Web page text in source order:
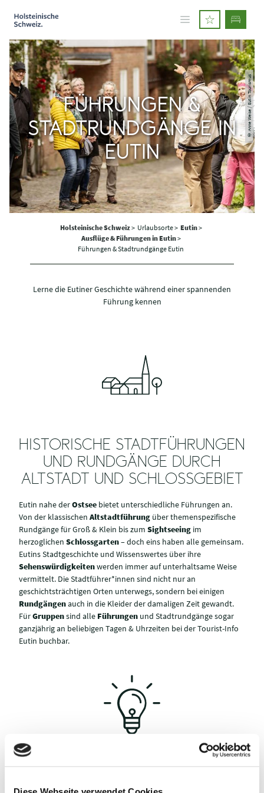
© Anne Weise / Eutin Tourismus
FÜHRUNGEN &
STADTRUNDGÄNGE IN
EUTIN
Holsteinische Schweiz> Urlaubsorte > Eutin>
Ausflüge & Führungen in Eutin>
Führungen & Stadtrundgänge Eutin
Lerne die Eutiner Geschichte während einer spannenden
Führung kennen
HISTORISCHE STADTFÜHRUNGEN
UND RUNDGÄNGE DURCH
ALTSTADT UND SCHLOSSGEBIET
Eutin nahe derOstsee bietet unterschiedliche Führungen an.
Von der klassischen Altstadtführung über themenspezifische
Rundgänge für Groß & Klein bis zum Sightseeing im
herzoglichen Schlossgarten– doch eins haben alle gemeinsam.
Eutins Stadtgeschichte und Wissenswertes über ihre
Sehenswürdigkeitenwerden immer auf unterhaltsame Weise
vermittelt. Die Stadtführer*innen sind nicht nur an
geschichtsträchtigen Orten unterwegs, sondern bei einigen
Rundgängenauch in die Kleider der damaligen Zeit gewandt.
FürGruppensind alle Führungen und Stadtrundgänge sogar
ganzjährig an beliebigen Tagen & Uhrzeiten bei der Tourist-Info
Eutin buchbar.
ANEKDOTEN UND PIKANTE